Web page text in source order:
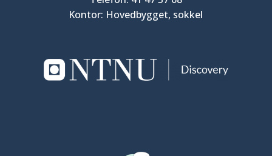
Kontor: Hovedbygget, sokkel